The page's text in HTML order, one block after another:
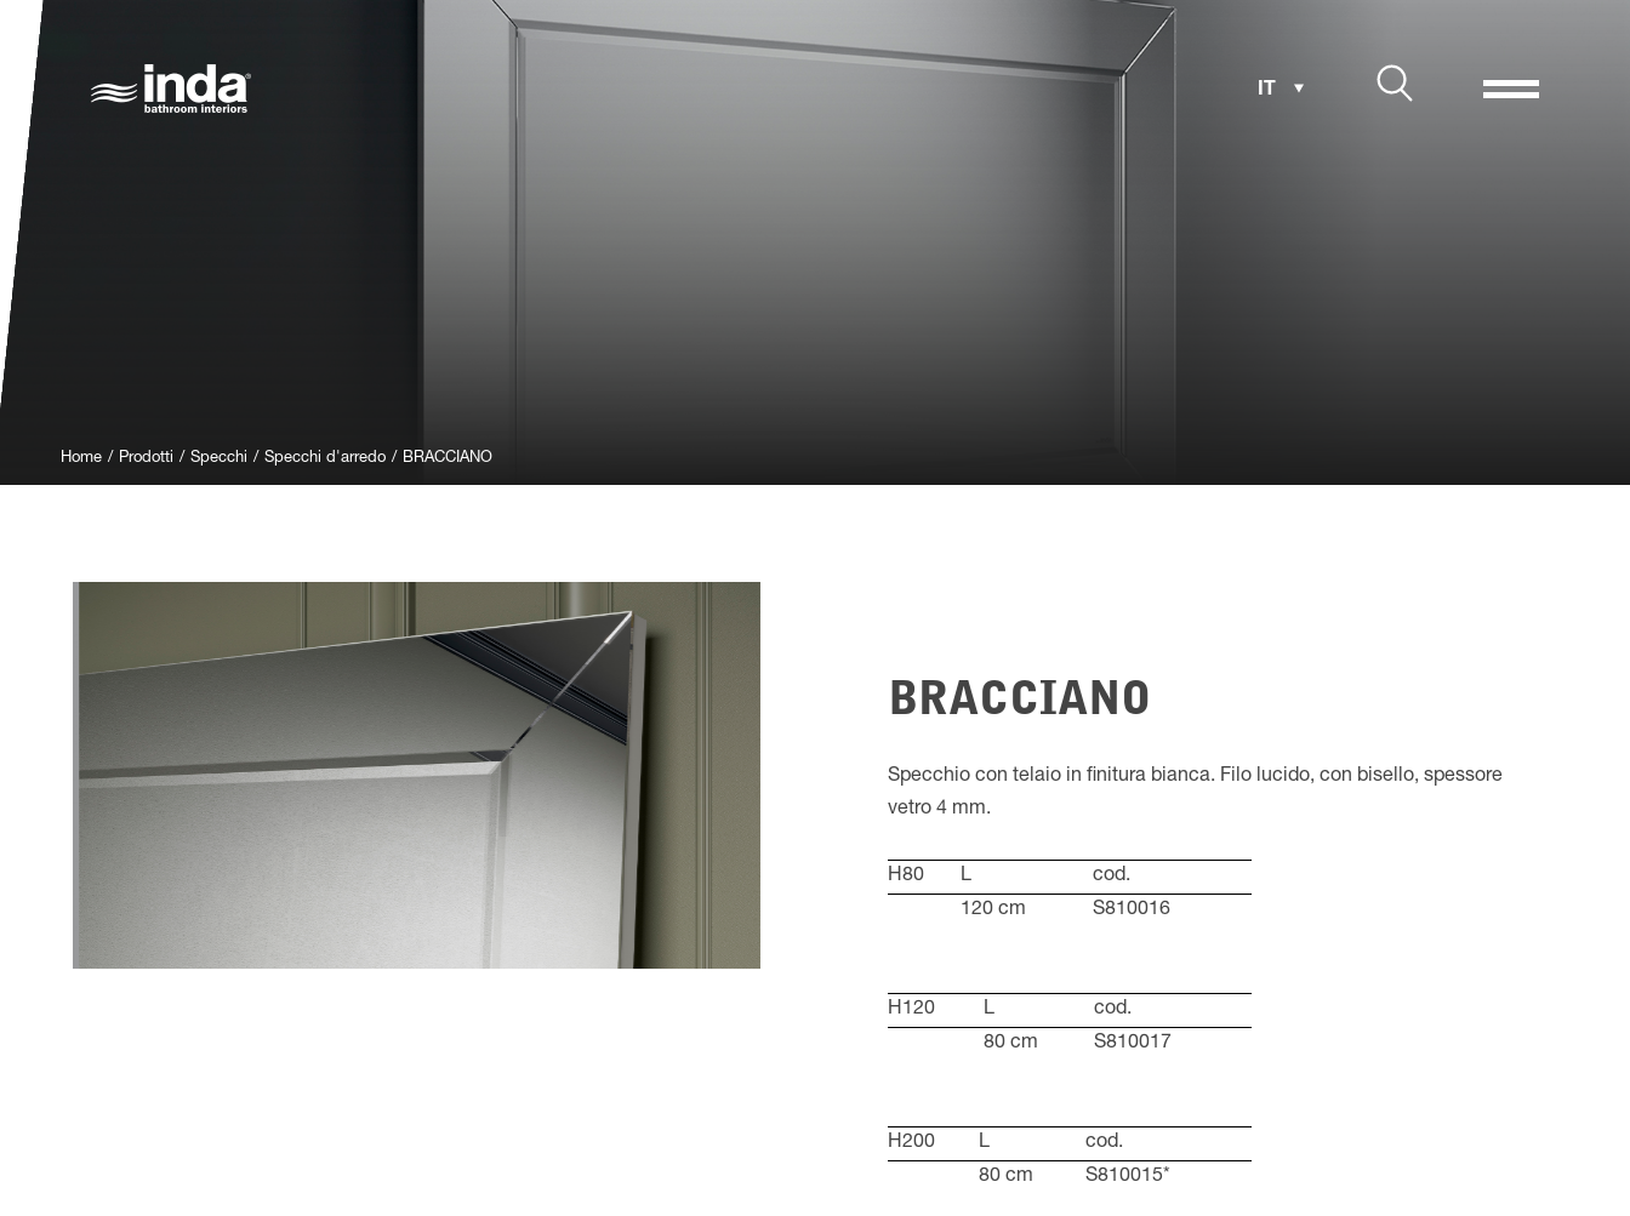
Home / Prodotti / Specchi / Specchi d'arredo / BRACCIANO
BRACCIANO
Specchio con telaio in finitura bianca. Filo lucido, con bisello, spessore
vetro 4 mm.
H80 L
cod.
120 cm
S810016
H120 L
cod.
80 cm
S810017
H200 L
cod.
80 cm
S810015*